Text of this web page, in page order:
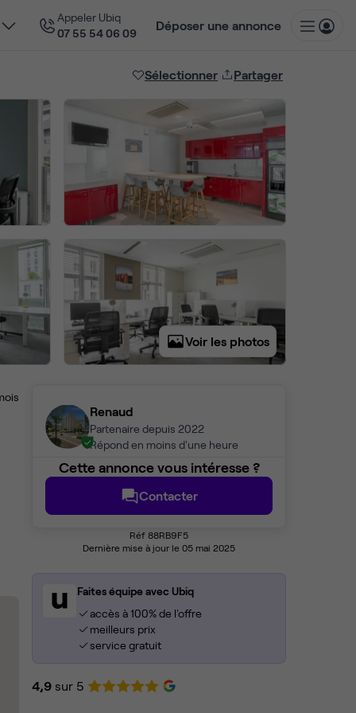
Appeler Ubiq
07 55 54 06 09
Déposer une annonce
Sélectionner Partager
Voir les photos
Renaud
Partenaire depuis 2022
Répond en moins d'une heure
Cette annonce vous intéresse ?
Contacter
Réf 88RB9F5
Dernière mise à jour le 05 mai 2025
Faites équipe avec Ubiq
accès à 100% de l'offre
meilleurs prix
service gratuit
4,9 sur 5